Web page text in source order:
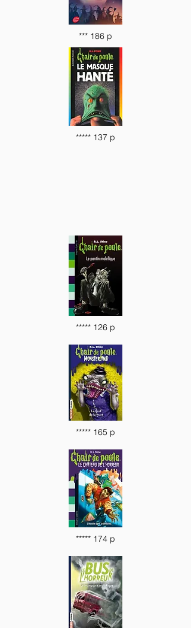
*** 186 p
***** 137 p
***** 126 p
***** 165 p
***** 174 p